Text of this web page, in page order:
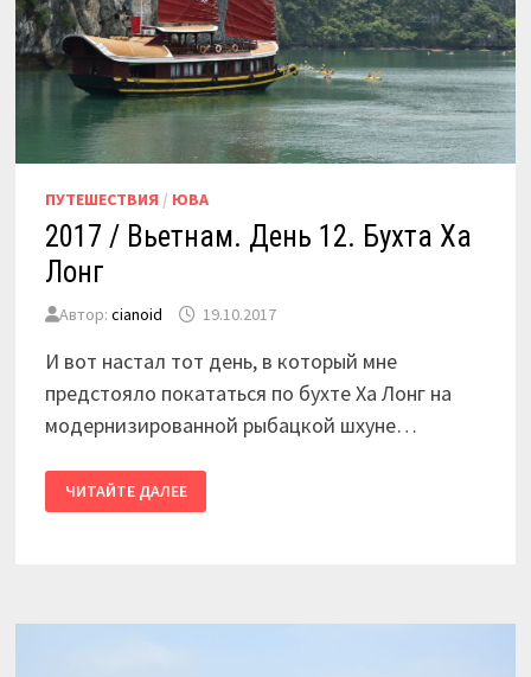
ПУТЕШЕСТВИЯ / ЮВА
2017 / Вьетнам. День 12. Бухта Ха
Лонг
Автор: cianoid 19.10.2017
И вот настал тот день, в который мне
предстояло покататься по бухте Ха Лонг на
модернизированной рыбацкой шхуне…
/
ВЬЕТНАМ.
ЧИТАЙТЕ ДАЛЕЕ